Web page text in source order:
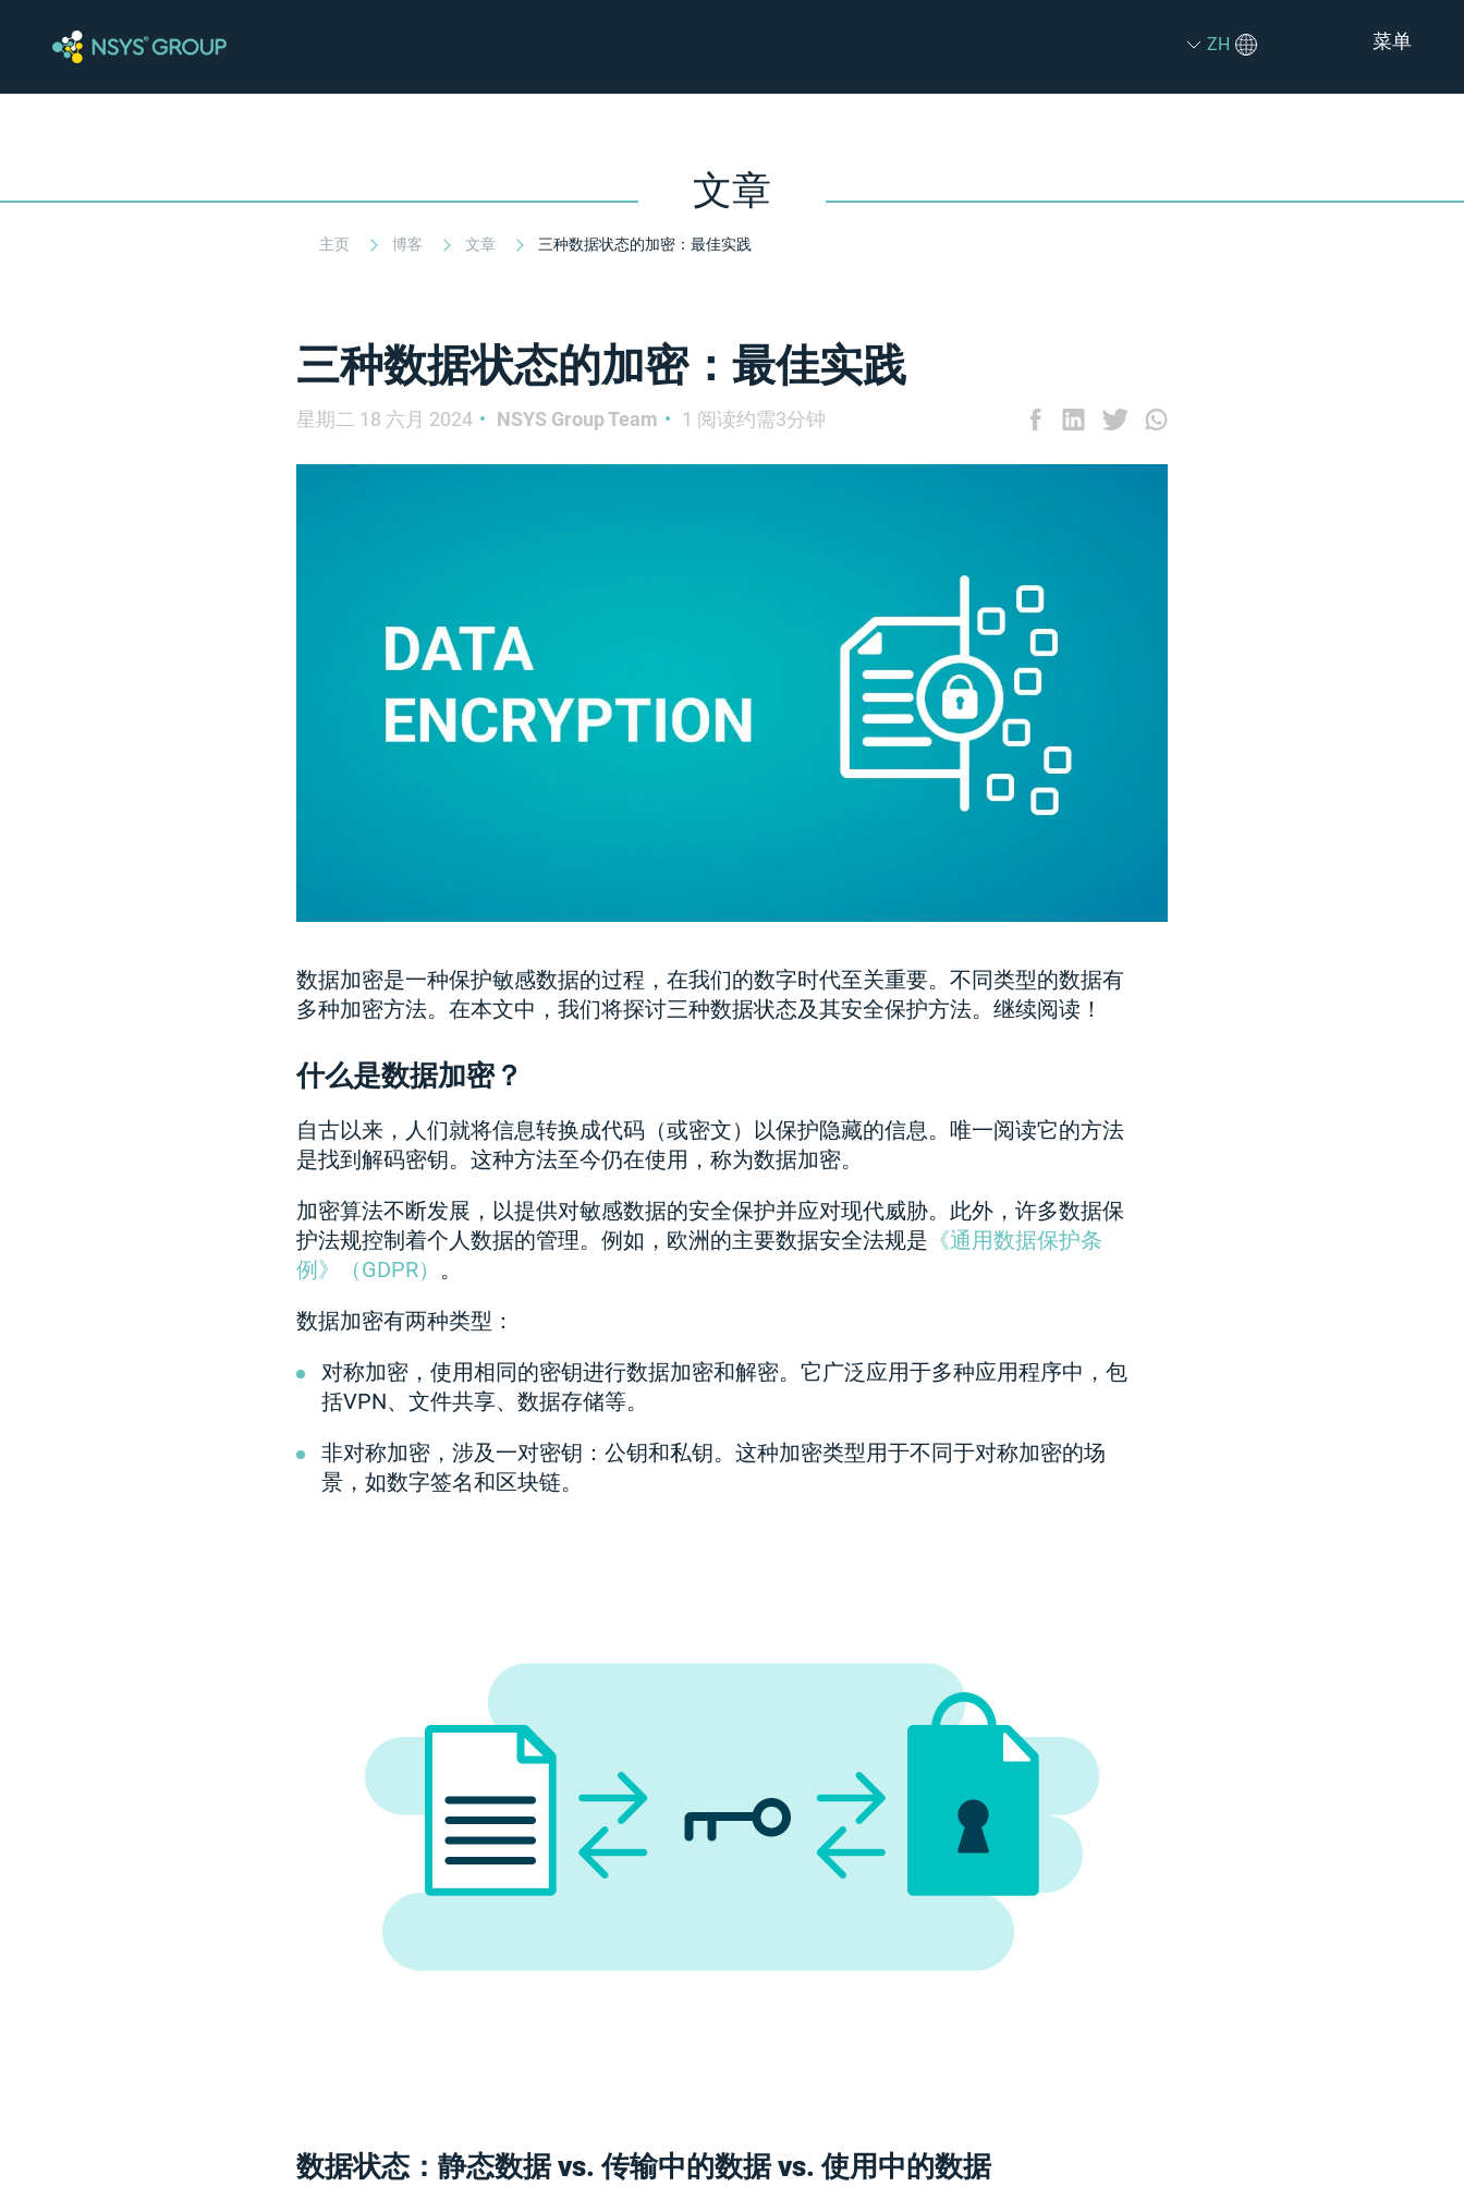
ZH 菜单
文章
主页 博客 文章 三种数据状态的加密：最佳实践
三种数据状态的加密：最佳实践
星期二 18 六月 2024 NSYS Group Team 1 阅读约需3分钟
数据加密是一种保护敏感数据的过程，在我们的数字时代至关重要。不同类型的数据有
多种加密方法。在本文中，我们将探讨三种数据状态及其安全保护方法。继续阅读！
什么是数据加密？
自古以来，人们就将信息转换成代码（或密文）以保护隐藏的信息。唯一阅读它的方法
是找到解码密钥。这种方法至今仍在使用，称为数据加密。
加密算法不断发展，以提供对敏感数据的安全保护并应对现代威胁。此外，许多数据保
护法规控制着个人数据的管理。例如，欧洲的主要数据安全法规是 《通用数据保护条
例》（GDPR） 。
数据加密有两种类型：
对称加密，使用相同的密钥进行数据加密和解密。它广泛应用于多种应用程序中，包
括VPN、文件共享、数据存储等。
非对称加密，涉及一对密钥：公钥和私钥。这种加密类型用于不同于对称加密的场
景，如数字签名和区块链。
数据状态：静态数据 vs. 传输中的数据 vs. 使用中的数据